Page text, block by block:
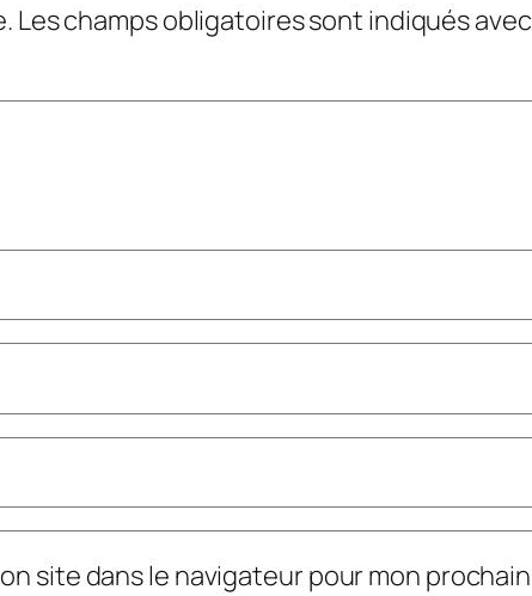
Les champs obligatoires sont indiqués
site dans le navigateur pour mon